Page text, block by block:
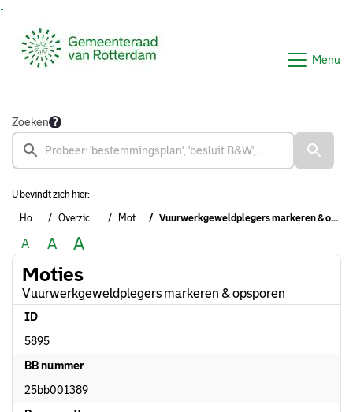
Menu
Zoeken
U bevindt zich hier:
Home Overzichten Moties Vuurwerkgeweldplegers markeren & opsporen
A A A
Moties
Vuurwerkgeweldplegers markeren & opsporen
ID
5895
BB nummer
25bb001389